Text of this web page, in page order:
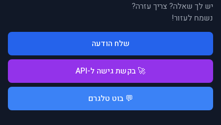
יש לך שאלה? צריך עזרה?
נשמח לעזור!
שלח הודעה
🚀 בקשת גישה ל-API
💬 בוט טלגרם